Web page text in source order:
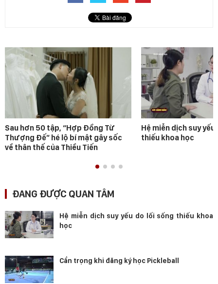
Sau hơn 50 tập, “Hợp Đồng Từ
Thượng Đế” hé lộ bí mật gây sốc
về thân thế của Thiều Tiến
Hệ miễn dịch suy
thiếu khoa học
ĐANG ĐƯỢC QUAN TÂM
Hệ miễn dịch suy yếu do lối sống thiếu khoa
học
Cẩn trọng khi đăng ký học Pickleball